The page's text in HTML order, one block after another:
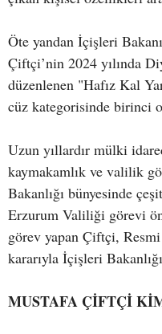
Öte yandan İçişleri
Çiftçi’nin 2024 yılında
düzenlenen "Hafız Kal
cüz kategorisinde birinci
Uzun yıllardır mülki
kaymakamlık ve valilik
Bakanlığı bünyesinde
Erzurum Valiliği görevi
görev yapan Çiftçi, Resmi
kararıyla İçişleri
MUSTAFA ÇİFTÇİ